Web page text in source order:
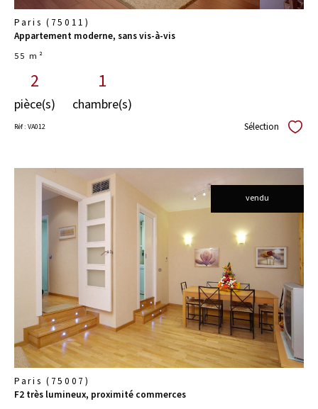
Paris (75011)
Appartement moderne, sans vis-à-vis
55 m²
2
pièce(s)
1
chambre(s)
Réf : VA012 Sélection
vendu
voir le
bien
Paris (75007)
F2 très lumineux, proximité commerces